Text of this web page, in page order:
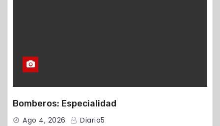
Bomberos: Especialidad
Ago 4, 2026 Diario5